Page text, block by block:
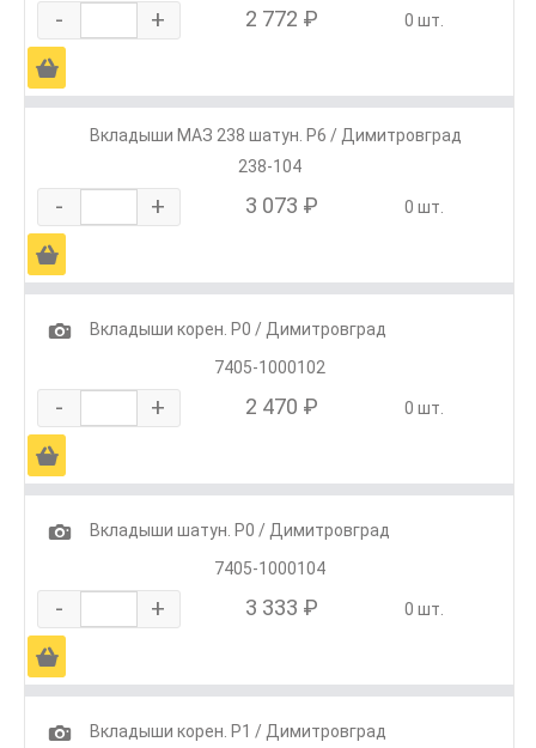
- + 2 772 ₽ 0 шт.
Ä
Вкладыши МАЗ 238 шатун. Р6 / Димитровград
238-104
- + 3 073 ₽ 0 шт.
Ä
1
Вкладыши корен. Р0 / Димитровград
7405-1000102
- + 2 470 ₽ 0 шт.
Ä
1
Вкладыши шатун. Р0 / Димитровград
7405-1000104
- + 3 333 ₽ 0 шт.
Ä
1
Вкладыши корен. Р1 / Димитровград